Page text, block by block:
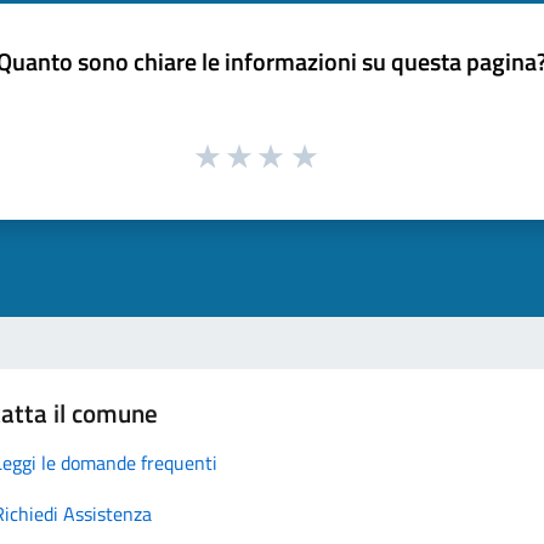
sono chiare le informazioni su questa
il comune
le domande frequenti
Assistenza